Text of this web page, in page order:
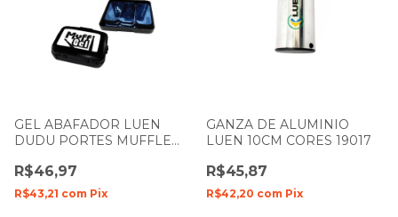
GEL ABAFADOR LUEN
DUDU PORTES MUFFLE
R$46,97
R$43,21 com Pix
GANZA DE ALUMINIO
LUEN 10CM CORES 19017
R$45,87
R$42,20 com Pix